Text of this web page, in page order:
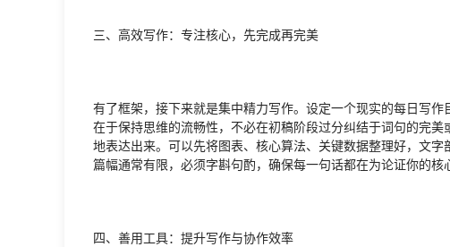
三、高效写作：专注核心，先完成再完美
有了框架，接下来就是集中精力写作。设定一个现实的每日写
在于保持思维的流畅性，不必在初稿阶段过分纠结于词句的完
地表达出来。可以先将图表、核心算法、关键数据整理好，文
篇幅通常有限，必须字斟句酌，确保每一句话都在为论证你的核
四、善用工具：提升写作与协作效率